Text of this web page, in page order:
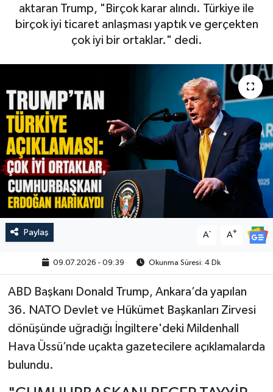
aktaran Trump, "Birçok karar alındı. Türkiye ile
birçok iyi ticaret anlaşması yaptık ve gerçekten
çok iyi bir ortaklar." dedi.
Paylaş A- A+
09.07.2026 - 09:39 Okunma Süresi: 4 Dk
ABD Başkanı Donald Trump, Ankara’da yapılan
36. NATO Devlet ve Hükümet Başkanları Zirvesi
dönüşünde uğradığı İngiltere'deki Mildenhall
Hava Üssü’nde uçakta gazetecilere açıklamalarda
bulundu.